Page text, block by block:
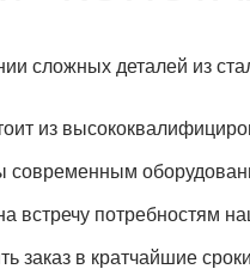
сложных деталей из
из
потребностям
заказ в кратчайшие